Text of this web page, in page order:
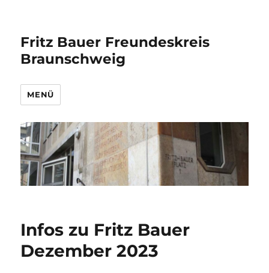
Fritz Bauer Freundeskreis
Braunschweig
MENÜ
Infos zu Fritz Bauer
Dezember 2023